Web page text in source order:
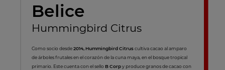
Belice
Hummingbird Citrus
Como socio desde2014, Hummingbird Citruscultiva cacao al amparo
de árboles frutales en el corazón de la cuna maya, en el bosque tropical
primario. Este cuenta con el sello B Corpy produce granos de cacao con